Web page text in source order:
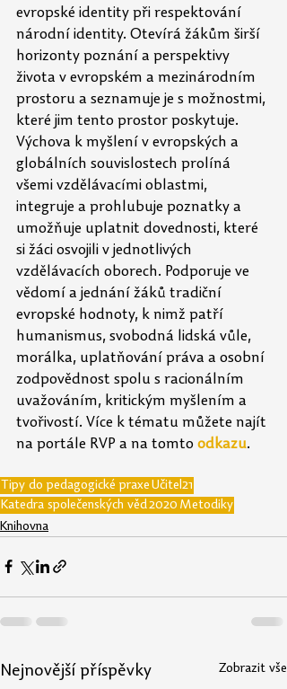
evropské identity při respektování
národní identity. Otevírá žákům širší
horizonty poznání a perspektivy
života v evropském a mezinárodním
prostoru a seznamuje je s možnostmi,
které jim tento prostor poskytuje.
Výchova k myšlení v evropských a
globálních souvislostech prolíná
všemi vzdělávacími oblastmi,
integruje a prohlubuje poznatky a
umožňuje uplatnit dovednosti, které
si žáci osvojili v jednotlivých
vzdělávacích oborech. Podporuje ve
vědomí a jednání žáků tradiční
evropské hodnoty, k nimž patří
humanismus, svobodná lidská vůle,
morálka, uplatňování práva a osobní
zodpovědnost spolu s racionálním
uvažováním, kritickým myšlením a
tvořivostí. Více k tématu můžete najít
na portále RVP a na tomto odkazu.
Tipy do pedagogické praxe Učitel21
Katedra společenských věd2020 Metodiky
Knihovna
Nejnovější příspěvky Zobrazit vše